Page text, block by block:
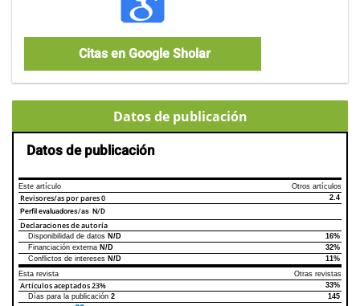
Citas en Google Sholar
Datos de publicación
Datos de publicación
Este artículo Otros artículos
Revisores/as por pares0 2.4
Perfil evaluadores/as N/D
Declaraciones de autoría
Declaraciones de autoríaEste artículo
Disponibilidad de datos N/D
16%
Financiación externa N/D
32%
Conflictos de intereses N/D
11%
Esta revista
Otras revistas
Artículos aceptados23%
33%
Días para la publicación 2 145